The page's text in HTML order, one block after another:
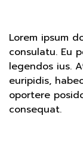
Lorem ipsum
consulatu. Eu
legendos ius.
euripidis,
oportere
consequat.